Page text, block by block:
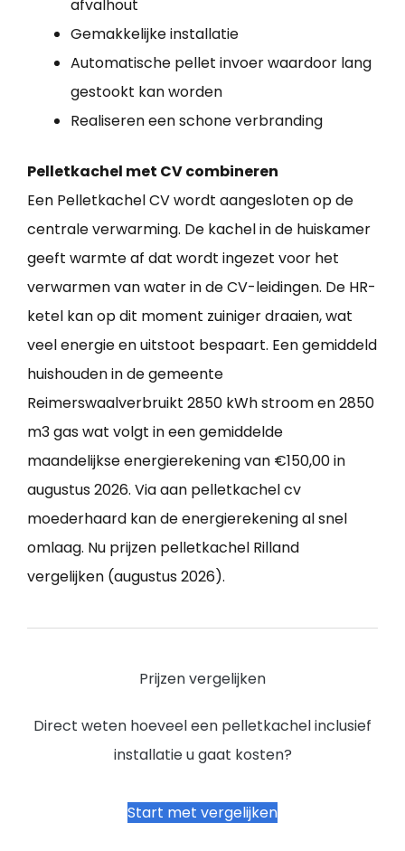
afvalhout
Gemakkelijke installatie
Automatische pellet invoer waardoor lang
gestookt kan worden
Realiseren een schone verbranding
Pelletkachel met CV combineren
Een Pelletkachel CV wordt aangesloten op de
centrale verwarming. De kachel in de huiskamer
geeft warmte af dat wordt ingezet voor het
verwarmen van water in de CV-leidingen. De HR-
ketel kan op dit moment zuiniger draaien, wat
veel energie en uitstoot bespaart. Een gemiddeld
huishouden in de gemeente
Reimerswaalverbruikt 2850 kWh stroom en 2850
m3 gas wat volgt in een gemiddelde
maandelijkse energierekening van €150,00 in
augustus 2026. Via aan pelletkachel cv
moederhaard kan de energierekening al snel
omlaag. Nu prijzen pelletkachel Rilland
vergelijken (augustus 2026).
Prijzen vergelijken
Direct weten hoeveel een pelletkachel inclusief
installatie u gaat kosten?
Start met vergelijken